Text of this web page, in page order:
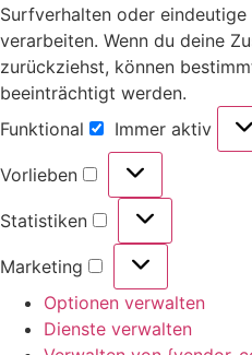
Surfverhalten oder
verarbeiten. Wenn du deine
zurückziehst, können
beeinträchtigt werden.
Funktional
Immer aktiv
Vorlieben
Statistiken
Marketing
Optionen verwalten
Dienste verwalten